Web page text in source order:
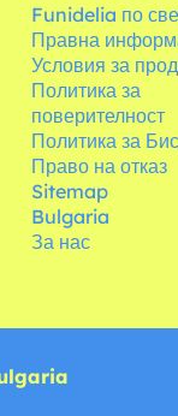
Funidelia по
Правна
Условия за
Политика за
поверителност
Политика за
Право на отказ
Sitemap
Bulgaria
За нас